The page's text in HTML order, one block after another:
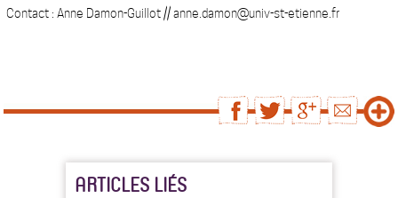
Contact : Anne Damon-Guillot // anne.damon@univ-st-etienne.fr
ARTICLES LIÉS